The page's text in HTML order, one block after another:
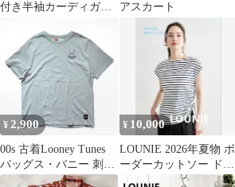
付き半袖カーディガン
アスカート
¥2,900
00s 古着Looney Tunes
バッグス・バニー 刺繍
Tシャツ グレー
¥ 10,000
LOUNIE 2026年夏物 ボ
ーダーカットソー ドロ
ストデザインプルオー